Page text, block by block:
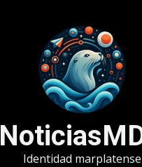
Identidad marplatense